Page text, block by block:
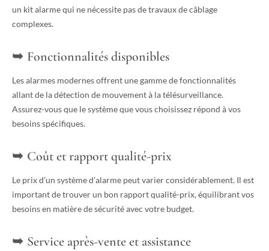
un kit alarme qui ne nécessite pas de travaux de câblage
complexes.
Fonctionnalités disponibles
Les alarmes modernes offrent une gamme de fonctionnalités
allant de la détection de mouvement à la télésurveillance.
Assurez-vous que le système que vous choisissez répond à vos
besoins spécifiques.
Coût et rapport qualité-prix
Le prix d’un système d’alarme peut varier considérablement. Il est
important de trouver un bon rapport qualité-prix, équilibrant vos
besoins en matière de sécurité avec votre budget.
Service après-vente et assistance